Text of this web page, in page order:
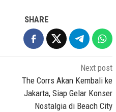
SHARE
Next post
The Corrs Akan Kembali ke
Jakarta, Siap Gelar Konser
Nostalgia di Beach City